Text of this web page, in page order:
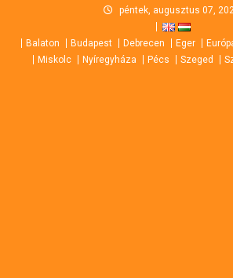
content
péntek, augusztus 07,
Balaton Budapest Debrecen Eger
Miskolc
Nyíregyháza Pécs Szeged